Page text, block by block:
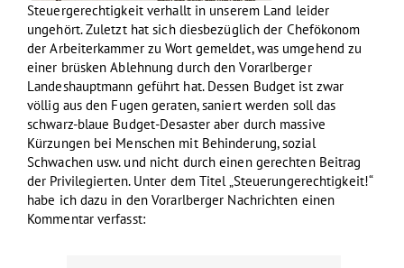
Steuergerechtigkeit verhallt in unserem Land leider
ungehört. Zuletzt hat sich diesbezüglich der Chefökonom
der Arbeiterkammer zu Wort gemeldet, was umgehend zu
einer brüsken Ablehnung durch den Vorarlberger
Landeshauptmann geführt hat. Dessen Budget ist zwar
völlig aus den Fugen geraten, saniert werden soll das
schwarz-blaue Budget-Desaster aber durch massive
Kürzungen bei Menschen mit Behinderung, sozial
Schwachen usw. und nicht durch einen gerechten Beitrag
der Privilegierten. Unter dem Titel „Steuerungerechtigkeit!“
habe ich dazu in den Vorarlberger Nachrichten einen
Kommentar verfasst: